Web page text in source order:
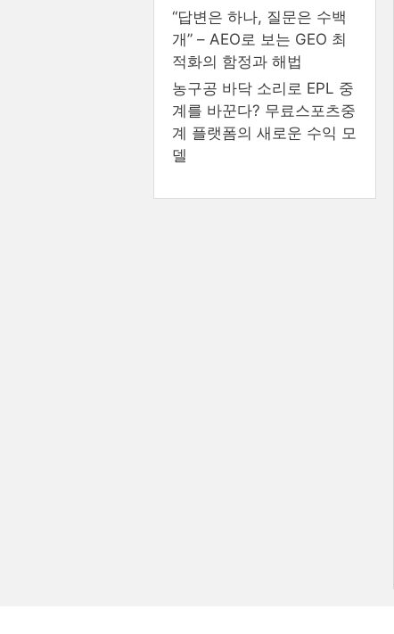
“답변은 하나, 질문은 수백
개” – AEO로 보는 GEO 최
적화의 함정과 해법
농구공 바닥 소리로 EPL 중
계를 바꾼다? 무료스포츠중
계 플랫폼의 새로운 수익 모
델